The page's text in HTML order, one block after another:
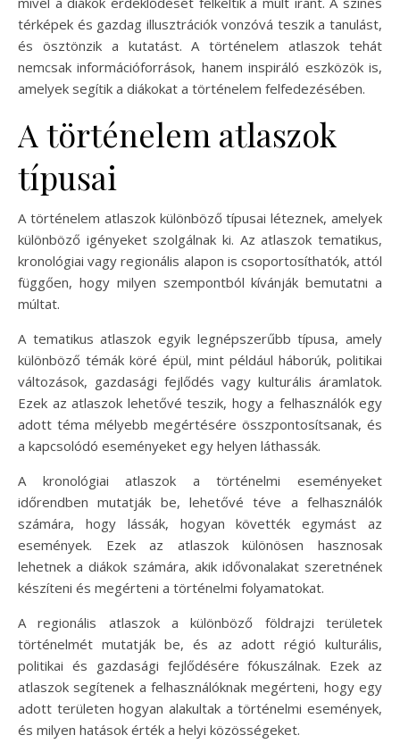
térképek és gazdag illusztrációk vonzóvá teszik a tanulást,
és ösztönzik a kutatást. A történelem atlaszok tehát
nemcsak információforrások, hanem inspiráló eszközök is,
amelyek segítik a diákokat a történelem felfedezésében.
A történelem atlaszok
típusai
A történelem atlaszok különböző típusai léteznek, amelyek
különböző igényeket szolgálnak ki. Az atlaszok tematikus,
kronológiai vagy regionális alapon is csoportosíthatók, attól
függően, hogy milyen szempontból kívánják bemutatni a
múltat.
A tematikus atlaszok egyik legnépszerűbb típusa, amely
különböző témák köré épül, mint például háborúk, politikai
változások, gazdasági fejlődés vagy kulturális áramlatok.
Ezek az atlaszok lehetővé teszik, hogy a felhasználók egy
adott téma mélyebb megértésére összpontosítsanak, és
a kapcsolódó eseményeket egy helyen láthassák.
A kronológiai atlaszok a történelmi eseményeket
időrendben mutatják be, lehetővé téve a felhasználók
számára, hogy lássák, hogyan követték egymást az
események. Ezek az atlaszok különösen hasznosak
lehetnek a diákok számára, akik idővonalakat szeretnének
készíteni és megérteni a történelmi folyamatokat.
A regionális atlaszok a különböző földrajzi területek
történelmét mutatják be, és az adott régió kulturális,
politikai és gazdasági fejlődésére fókuszálnak. Ezek az
atlaszok segítenek a felhasználóknak megérteni, hogy egy
adott területen hogyan alakultak a történelmi események,
és milyen hatások érték a helyi közösségeket.